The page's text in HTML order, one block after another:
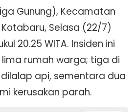
Gunung), Kecamatan
Kotabaru, Selasa (22/7)
20.25 WITA. Insiden ini
rumah warga; tiga di
api, sementara dua
kerusakan parah.